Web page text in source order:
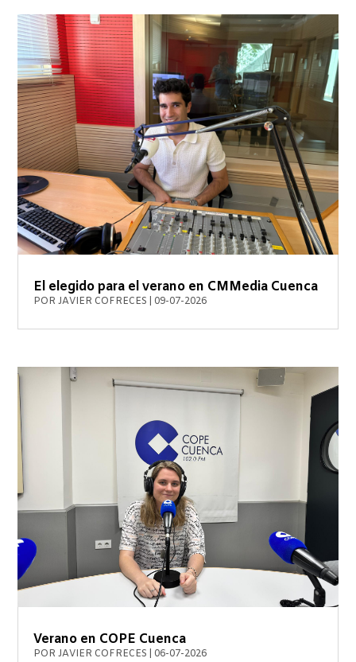
El elegido para el verano en CMMedia Cuenca
PORJAVIER COFRECES 09-07-2026
Verano en COPE Cuenca
PORJAVIER COFRECES 06-07-2026